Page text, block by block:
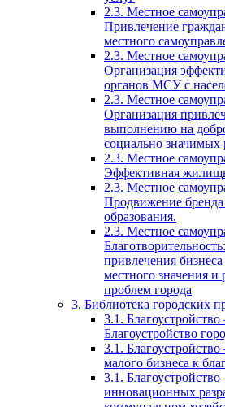
2.3. Местное
Привлечение
местного
2.3. Местное
Организация
органов МСУ с
2.3. Местное
Организация
выполнению на
социально значимых
2.3. Местное
Эффективная
2.3. Местное
Продвижение
образования.
2.3. Местное
привлечения
местного значения
проблем города
3. Библиотека городских
3.1.
Благоустройство
3.1.
малого бизнеса к
3.1.
инновационных